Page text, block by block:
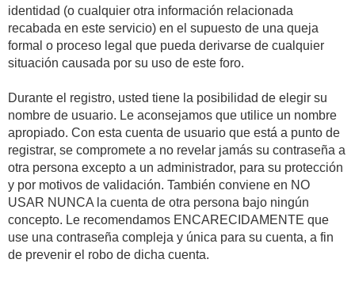
identidad (o cualquier otra información relacionada
recabada en este servicio) en el supuesto de una queja
formal o proceso legal que pueda derivarse de cualquier
situación causada por su uso de este foro.
Durante el registro, usted tiene la posibilidad de elegir su
nombre de usuario. Le aconsejamos que utilice un nombre
apropiado. Con esta cuenta de usuario que está a punto de
registrar, se compromete a no revelar jamás su contraseña a
otra persona excepto a un administrador, para su protección
y por motivos de validación. También conviene en NO
USAR NUNCA la cuenta de otra persona bajo ningún
concepto. Le recomendamos ENCARECIDAMENTE que
use una contraseña compleja y única para su cuenta, a fin
de prevenir el robo de dicha cuenta.